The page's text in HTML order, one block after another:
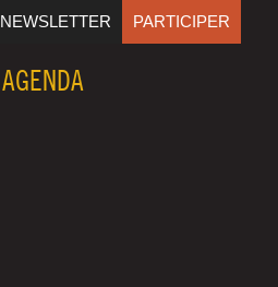
NEWSLETTER PARTICIPER
AGENDA